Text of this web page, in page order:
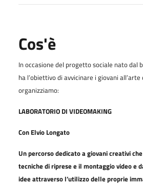
Cos'è
In occasione del progetto sociale nato dal
ha l’obiettivo di avvicinare i giovani
organizziamo:
LABORATORIO DI VIDEOMAKING
Con Elvio Longato
Un percorso dedicato a giovani creativi
tecniche di riprese e il montaggio video e
idee attraverso l’utilizzo delle proprie